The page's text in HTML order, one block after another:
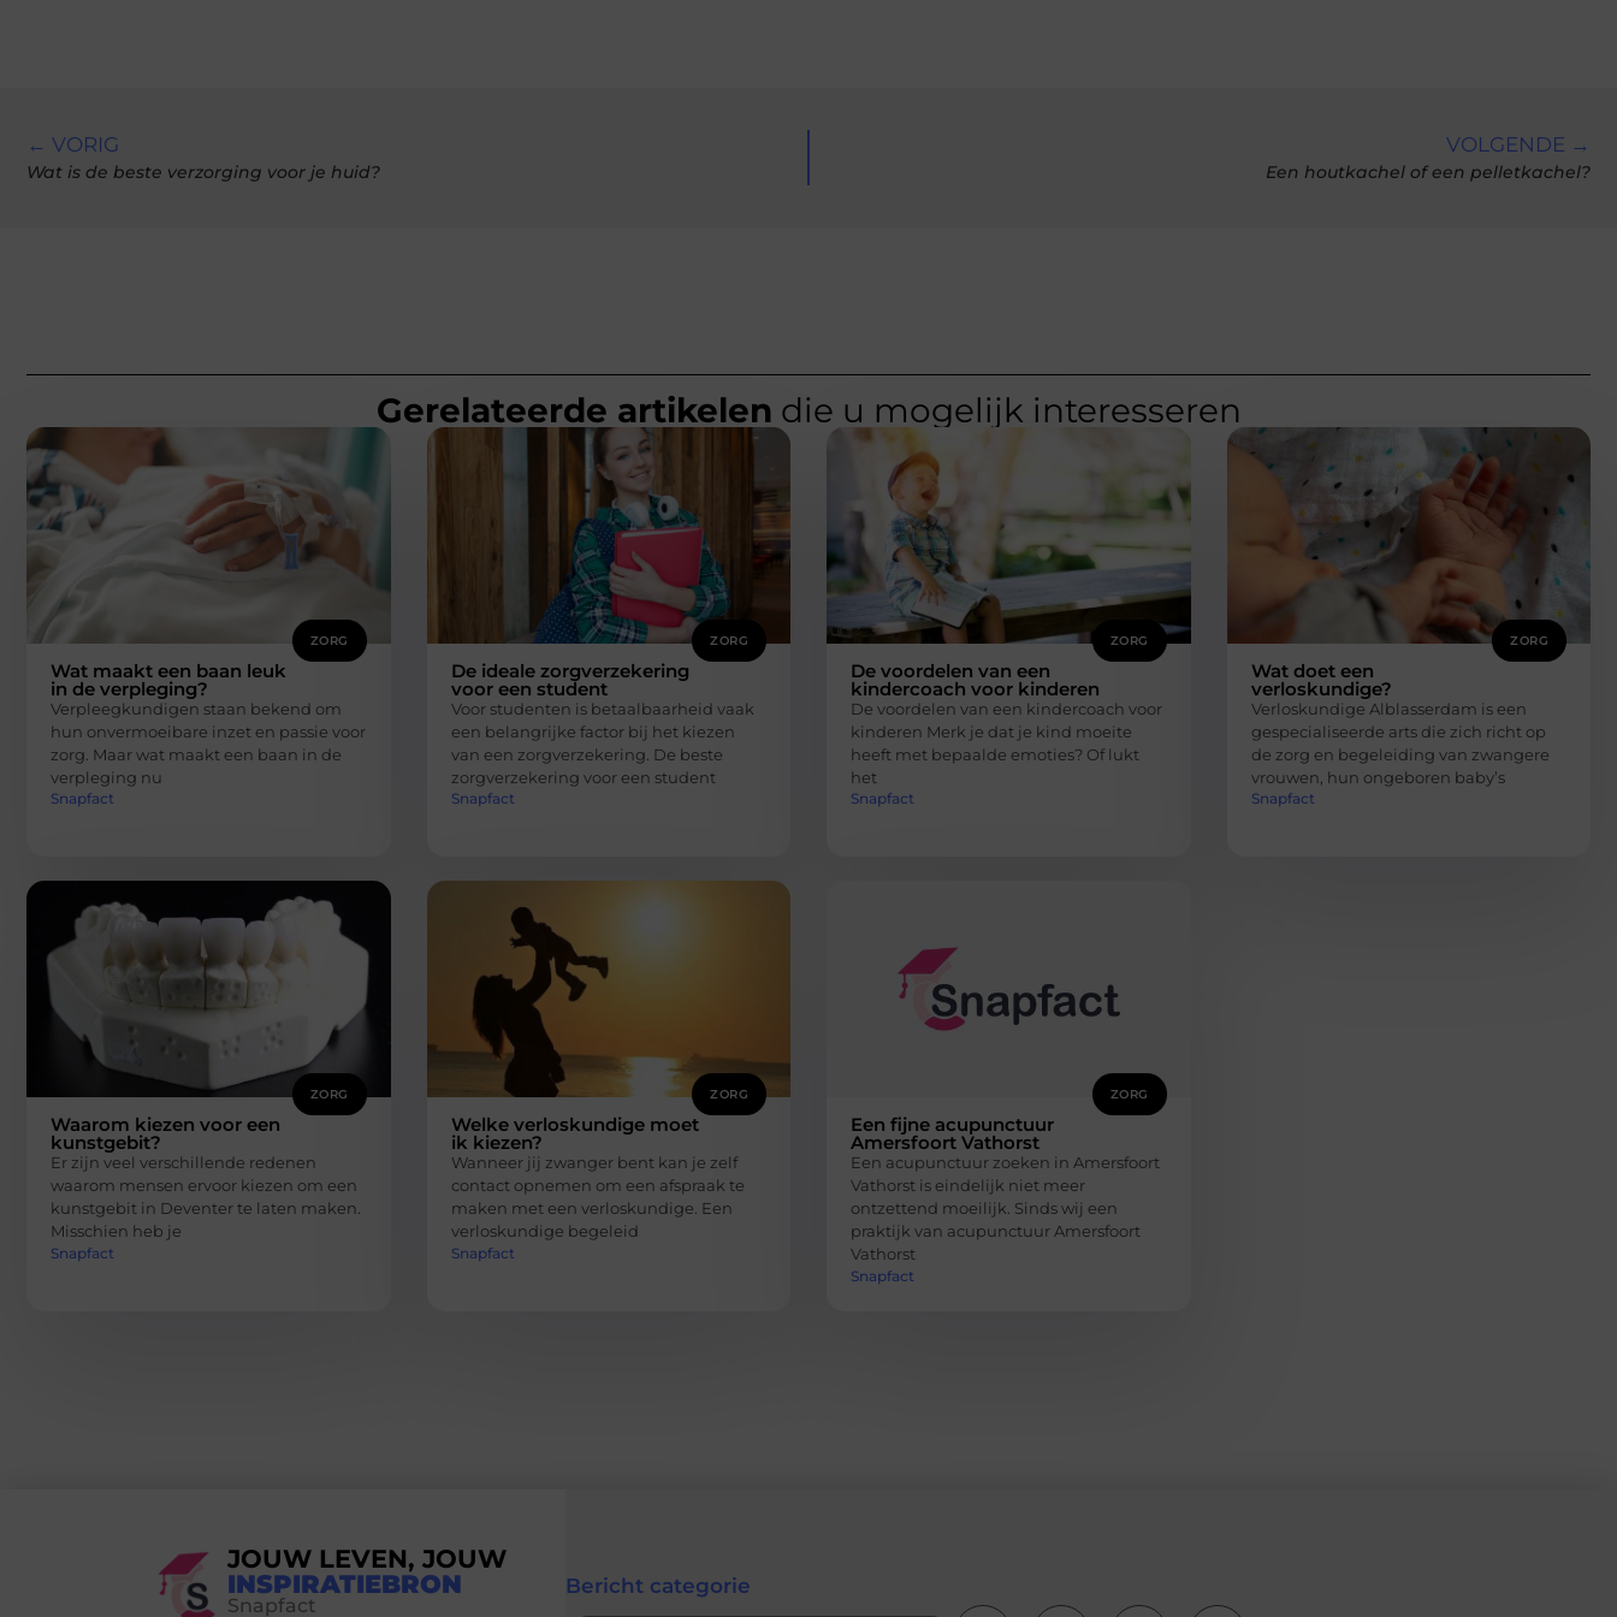
← VORIG
Wat is de beste verzorging voor je huid?
VOLGENDE →
Een houtkachel of een pelletkachel?
Gerelateerde artikelen die u mogelijk interesseren
ZORG
Wat maakt een baan leuk
in de verpleging?
Verpleegkundigen staan bekend om
hun onvermoeibare inzet en passie voor
zorg. Maar wat maakt een baan in de
verpleging nu
Snapfact
ZORG
De ideale zorgverzekering
voor een student
Voor studenten is betaalbaarheid vaak
een belangrijke factor bij het kiezen
van een zorgverzekering. De beste
zorgverzekering voor een student
Snapfact
ZORG
De voordelen van een
kindercoach voor kinderen
De voordelen van een kindercoach voor
kinderen Merk je dat je kind moeite
heeft met bepaalde emoties? Of lukt
het
Snapfact
ZORG
Wat doet een
verloskundige?
Verloskundige Alblasserdam is een
gespecialiseerde arts die zich richt op
de zorg en begeleiding van zwangere
vrouwen, hun ongeboren baby’s
Snapfact
ZORG
Waarom kiezen voor een
kunstgebit?
Er zijn veel verschillende redenen
waarom mensen ervoor kiezen om een
kunstgebit in Deventer te laten maken.
Misschien heb je
Snapfact
ZORG
Welke verloskundige moet
ik kiezen?
Wanneer jij zwanger bent kan je zelf
contact opnemen om een afspraak te
maken met een verloskundige. Een
verloskundige begeleid
Snapfact
ZORG
Een fijne acupunctuur
Amersfoort Vathorst
Een acupunctuur zoeken in Amersfoort
Vathorst is eindelijk niet meer
ontzettend moeilijk. Sinds wij een
praktijk van acupunctuur Amersfoort
Vathorst
Snapfact
JOUW LEVEN, JOUW
INSPIRATIEBRON
Snapfact
Bericht categorie